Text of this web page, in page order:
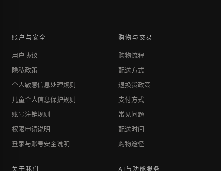
账户与安全
用户协议
隐私政策
个人敏感信息处理规则
儿童个人信息保护规则
账号注销规则
权限申请说明
登录与账号安全说明
购物与交易
购物流程
配送方式
退换货政策
支付方式
常见问题
配送时间
购物途径
关于我们 AI与功能服务